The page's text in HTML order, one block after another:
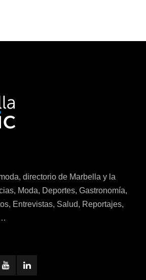
directorio de Marbella y la
Moda, Deportes, Gastronomía,
Entrevistas, Salud, Reportajes,